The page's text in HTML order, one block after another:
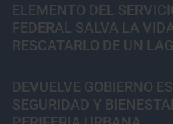
ELEMENTO DEL
FEDERAL SALVA LA
RESCATARLO DE UN
DEVUELVE GOBIERNO
SEGURIDAD Y